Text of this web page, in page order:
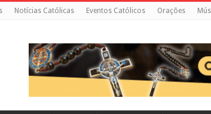
Notícias Católicas Eventos Católicos Orações